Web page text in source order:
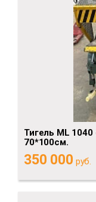
Тигель ML
70*100см.
350 000 руб.